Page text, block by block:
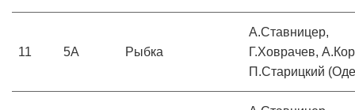
11 5А Рыбка
А.Ставницер,
Г.Ховрачев,
П.Старицкий